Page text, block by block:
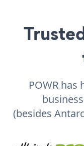
POWR
(besides